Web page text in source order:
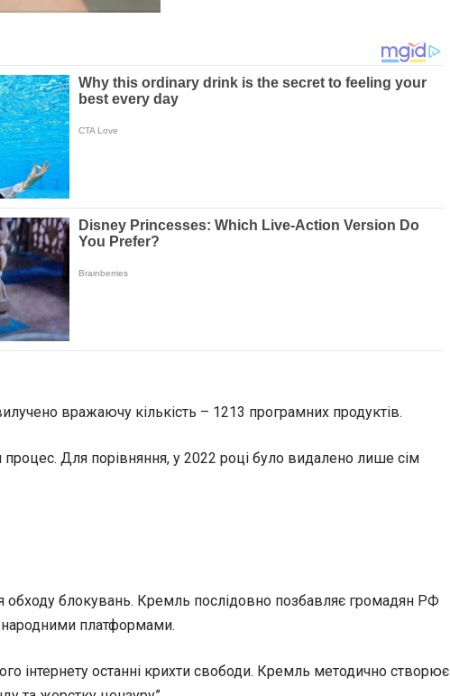
вражаючу кількість – 1213 програмних продуктів.
Для порівняння, у 2022 році було видалено лише сім
обходу блокувань. Кремль послідовно позбавляє громадян РФ
платформами.
інтернету останні крихти свободи. Кремль методично створює